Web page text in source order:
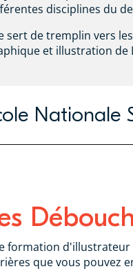
disciplines du
sert de tremplin vers
et illustration de
Nationale
formation d'illustrateur
que vous pouvez